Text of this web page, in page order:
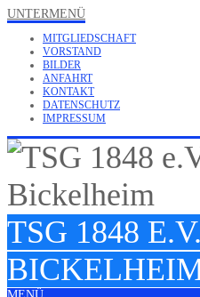
UNTERMENÜ
MITGLIEDSCHAFT
VORSTAND
BILDER
ANFAHRT
KONTAKT
DATENSCHUTZ
IMPRESSUM
TSG 1848